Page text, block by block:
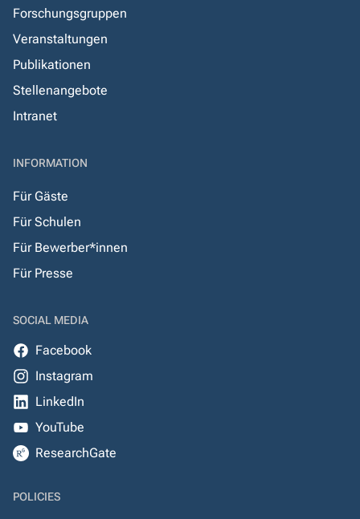
Forschungsgruppen
Veranstaltungen
Publikationen
Stellenangebote
Intranet
INFORMATION
Für Gäste
Für Schulen
Für Bewerber*innen
Für Presse
SOCIAL MEDIA
Facebook
Instagram
LinkedIn
YouTube
ResearchGate
POLICIES